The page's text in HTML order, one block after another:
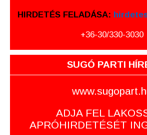
HIRDETÉS FELADÁSA:
+36-30/330-3030
SUGÓ PARTI
ADJA FEL
APRÓHIRDETÉSÉT